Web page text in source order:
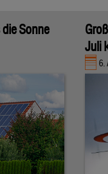
Sonne
Juli
6.